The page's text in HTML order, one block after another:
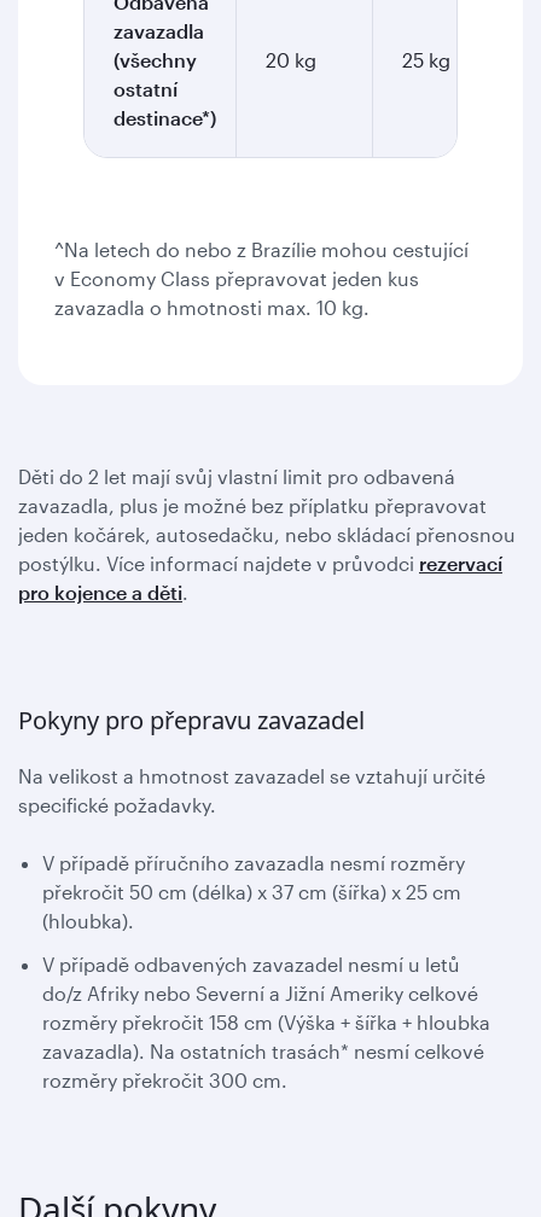
zavazadla
(všechny
ostatní
destinace*)
20 kg 25 kg
^Na letech do nebo z Brazílie mohou cestující
v Economy Class přepravovat jeden kus
zavazadla o hmotnosti max. 10 kg.
Děti do 2 let mají svůj vlastní limit pro odbavená
zavazadla, plus je možné bez příplatku přepravovat
jeden kočárek, autosedačku, nebo skládací přenosnou
postýlku. Více informací najdete v průvodci rezervací
pro kojence a děti.
Pokyny pro přepravu zavazadel
Na velikost a hmotnost zavazadel se vztahují určité
specifické požadavky.
V případě příručního zavazadla nesmí rozměry
překročit 50 cm (délka) x 37 cm (šířka) x 25 cm
(hloubka).
V případě odbavených zavazadel nesmí u letů
do/z Afriky nebo Severní a Jižní Ameriky celkové
rozměry překročit 158 cm (Výška + šířka + hloubka
zavazadla). Na ostatních trasách* nesmí celkové
rozměry překročit 300 cm.